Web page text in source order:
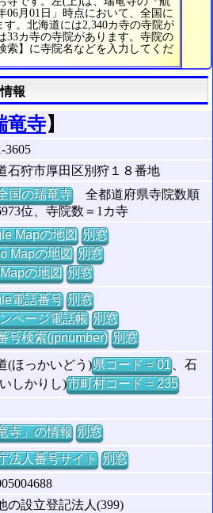
06月01日」時点において、全国に
す。北海道には2,340カ寺の寺院が
33カ寺の寺院があります。寺院の
索】に寺院名などを入力してくだ
報
竜寺】
3605
石狩市厚田区別狩１８番地
国の瑞竜寺全都道府県寺院数順
位、寺院数＝1カ寺
Mapの地図 別窓
Mapの地図 別窓
の地図 別窓
電話番号 別窓
ページ電話帳 別窓
号検索(jpnumber) 別窓
(ほっかいどう)県コード = 01、石
しかりし)市町村コード = 235
寺」の情報 別窓
法人番号サイト 別窓
の設立登記法人(399)